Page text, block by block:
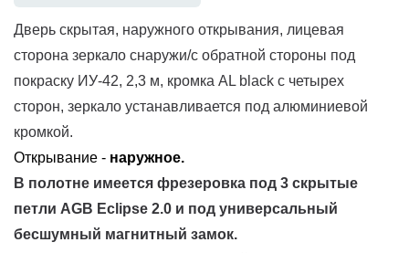
Дверь скрытая, наружного открывания, лицевая
сторона зеркало снаружи/с обратной стороны под
покраску ИУ-42, 2,3 м, кромка AL black с четырех
сторон, зеркало устанавливается под алюминиевой
кромкой.
Открывание - наружное.
В полотне имеется фрезеровка под 3 скрытые
петли AGB Eclipse 2.0 и под универсальный
бесшумный магнитный замок.